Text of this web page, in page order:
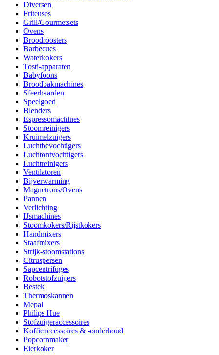
Diversen
Friteuses
Grill/Gourmetsets
Ovens
Broodroosters
Barbecues
Waterkokers
Tosti-apparaten
Babyfoons
Broodbakmachines
Sfeerhaarden
Speelgoed
Blenders
Espressomachines
Stoomreinigers
Kruimelzuigers
Luchtbevochtigers
Luchtontvochtigers
Luchtreinigers
Ventilatoren
Bijverwarming
Magnetrons/Ovens
Pannen
Verlichting
IJsmachines
Stoomkokers/Rijstkokers
Handmixers
Staafmixers
Strijk-stoomstations
Citruspersen
Sapcentrifuges
Robotstofzuigers
Bestek
Thermoskannen
Mepal
Philips Hue
Stofzuigeraccessoires
Koffieaccessoires & -onderhoud
Popcornmaker
Eierkoker